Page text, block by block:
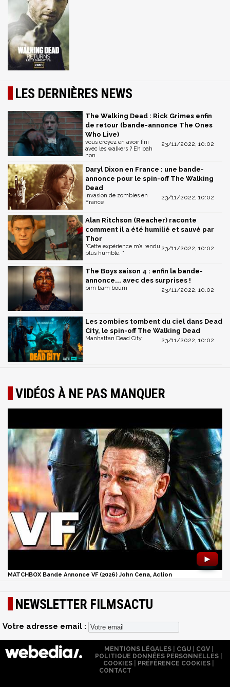
LES DERNIÈRES NEWS
The Walking Dead : Rick Grimes enfin
de retour (bande-annonce The Ones
Who Live)
23/11/2022, 10:02
vous croyez en avoir fini
avec les walkers ? Eh bah
non
Daryl Dixon en France : une bande-
annonce pour le spin-off The Walking
Dead
23/11/2022, 10:02
Invasion de zombies en
France
Alan Ritchson (Reacher) raconte
comment il a été humilié et sauvé par
Thor
23/11/2022, 10:02
"Cette expérience m’a rendu
plus humble. "
The Boys saison 4 : enfin la bande-
annonce... avec des surprises !
23/11/2022, 10:02
bim bam boum
Les zombies tombent du ciel dans Dead
City, le spin-off The Walking Dead
23/11/2022, 10:02
Manhattan Dead City
VIDÉOS À NE PAS MANQUER
►
MATCHBOX Bande Annonce VF (2026) John Cena, Action
NEWSLETTER FILMSACTU
Votre adresse email :
MENTIONS LÉGALES| CGU| CGV|
POLITIQUE DONNÉES PERSONNELLES
COOKIES
PRÉFÉRENCE COOKIES
CONTACT